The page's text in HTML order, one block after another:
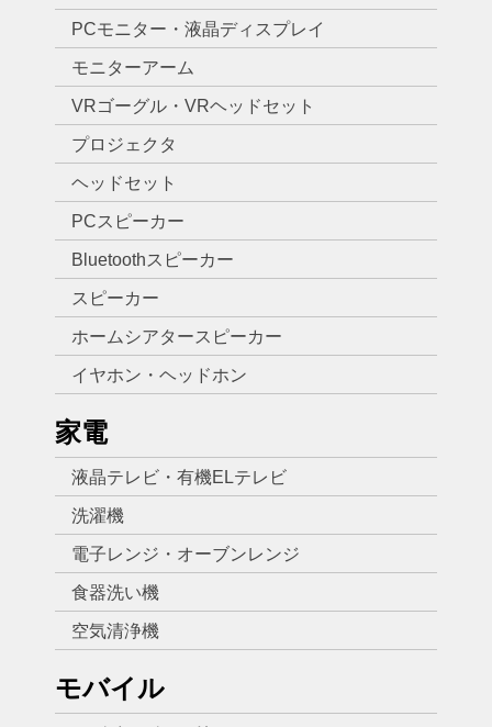
PCモニター・液晶ディスプレイ
モニターアーム
VRゴーグル・VRヘッドセット
プロジェクタ
ヘッドセット
PCスピーカー
Bluetoothスピーカー
スピーカー
ホームシアタースピーカー
イヤホン・ヘッドホン
家電
液晶テレビ・有機ELテレビ
洗濯機
電子レンジ・オーブンレンジ
食器洗い機
空気清浄機
モバイル